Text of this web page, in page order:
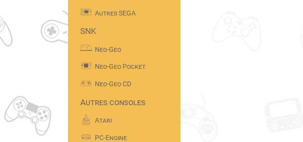
Autres SEGA
SNK
Neo-Geo
Neo-Geo Pocket
Neo-Geo CD
Autres consoles
Atari
PC-Engine